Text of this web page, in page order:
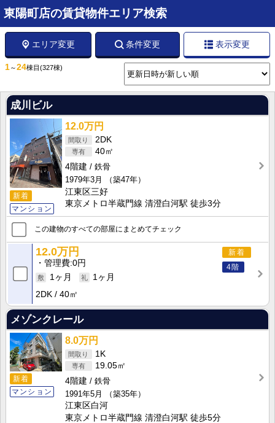
東陽町店の賃貸物件エリア検索
エリア変更 条件変更 表示変更
1～24棟目 (327棟)
成川ビル
新着
マンション
12.0万円
2DK
40㎡
4階建
鉄骨
1979年3月
（築47年）
江東区三好
東京メトロ半蔵門線 清澄白河駅 徒歩3分
この建物のすべての部屋にまとめてチェック
新着
4階
12.0万円
管理費 0円
1ヶ月
1ヶ月
2DK
40㎡
メゾンクレール
新着
マンション
8.0万円
1K
19.05㎡
4階建
鉄骨
1991年5月
（築35年）
江東区白河
東京メトロ半蔵門線 清澄白河駅 徒歩5分